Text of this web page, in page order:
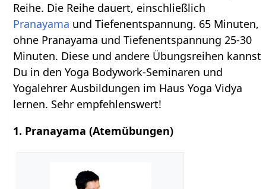
Reihe. Die Reihe dauert, einschließlich
Pranayama und Tiefenentspannung. 65 Minuten,
ohne Pranayama und Tiefenentspannung 25-30
Minuten. Diese und andere Übungsreihen kannst
Du in den Yoga Bodywork-Seminaren und
Yogalehrer Ausbildungen im Haus Yoga Vidya
lernen. Sehr empfehlenswert!
1. Pranayama (Atemübungen)